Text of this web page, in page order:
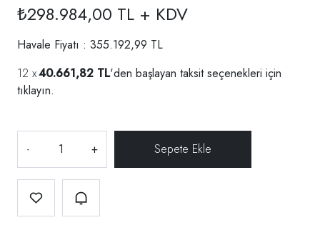
₺298.984,00 TL + KDV
Havale Fiyatı : 355.192,99 TL
40.661,82 TL'den başlayan taksit seçenekleri için
tıklayın.
- +